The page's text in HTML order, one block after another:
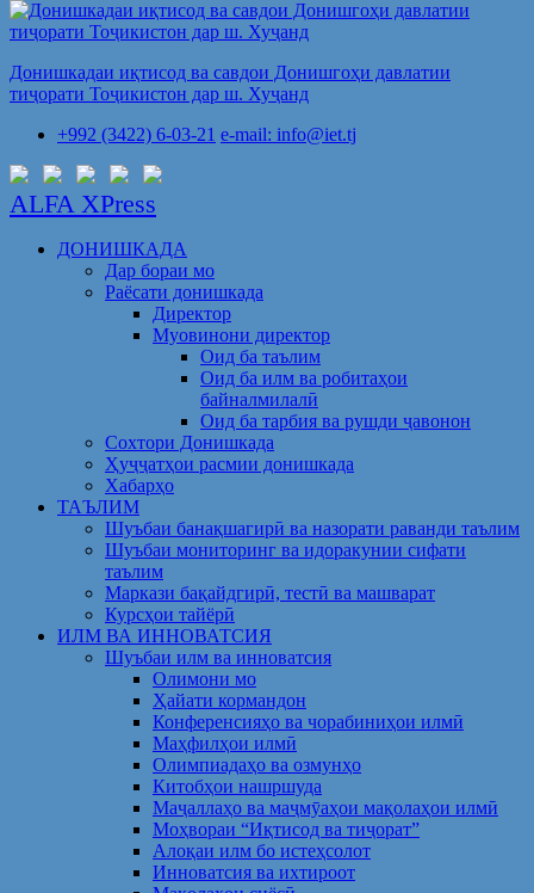
Донишкадаи иқтисод ва савдои Донишгоҳи давлатии
тиҷорати Тоҷикистон дар ш. Хуҷанд
+992 (3422) 6-03-21 e-mail: info@iet.tj
ALFA XPress
ДОНИШКАДА
Дар бораи мо
Раёсати донишкада
Директор
Муовинони директор
Оид ба таълим
Оид ба илм ва робитаҳои
байналмилалӣ
Оид ба тарбия ва рушди ҷавонон
Сохтори Донишкада
Ҳуҷҷатҳои расмии донишкада
Хабарҳо
ТАЪЛИМ
Шуъбаи банақшагирӣ ва назорати раванди таълим
Шуъбаи мониторинг ва идоракунии сифати
таълим
Маркази бақайдгирӣ, тестӣ ва машварат
Курсҳои тайёрӣ
ИЛМ ВА ИННОВАТСИЯ
Шуъбаи илм ва инноватсия
Олимони мо
Ҳайати кормандон
Конференсияҳо ва чорабиниҳои илмӣ
Маҳфилҳои илмӣ
Олимпиадаҳо ва озмунҳо
Китобҳои нашршуда
Маҷаллаҳо ва маҷмӯаҳои мақолаҳои илмӣ
Моҳвораи “Иқтисод ва тиҷорат”
Алоқаи илм бо истеҳсолот
Инноватсия ва ихтироот